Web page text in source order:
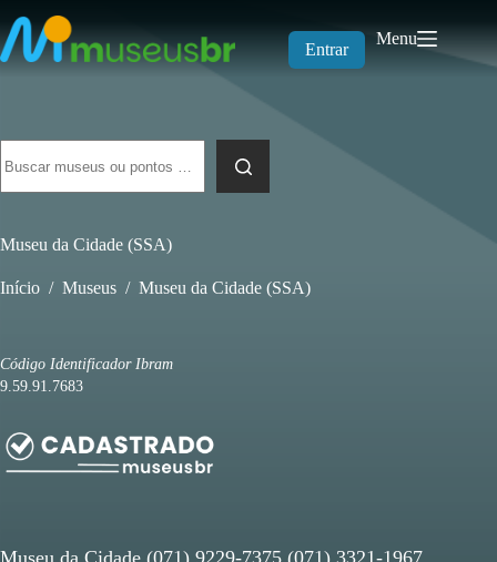
para
o
conteúdo
Entrar
Menu
resultados
Museu da Cidade (SSA)
Início / Museus / Museu da Cidade (SSA)
Código Identificador Ibram
9.59.91.7683
Museu da Cidade (071) 9229-7375 (071) 3321-1967